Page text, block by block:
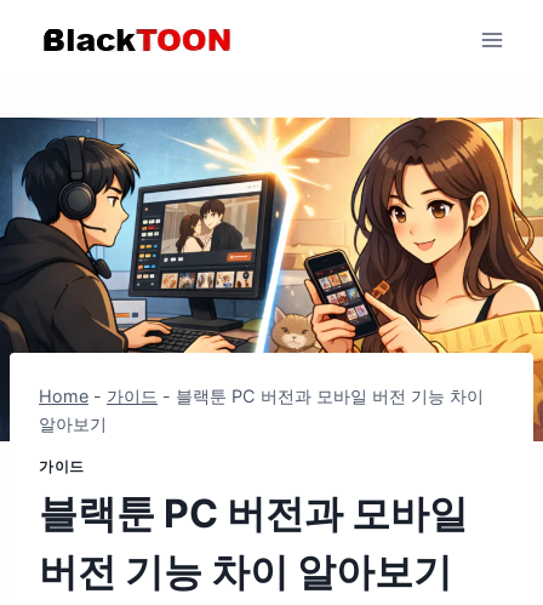
Home - 가이드 - 블랙툰 PC 버전과 모바일 버전 기능 차이
알아보기
가이드
블랙툰 PC 버전과 모바일
버전 기능 차이 알아보기